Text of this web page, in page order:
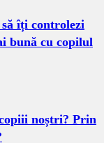
îți controlezi
bună cu copilul
noștri? Prin